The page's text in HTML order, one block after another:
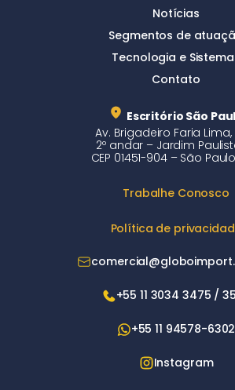
Notícias
Segmentos de
Tecnologia e
Contato
Escritório São
Av. Brigadeiro Faria Lima,
2º andar – Jardim
CEP 01451-904 – São
Trabalhe Conosco
Política de
+55 11 3034 3475 /
+55 11 94578-6302
Instagram